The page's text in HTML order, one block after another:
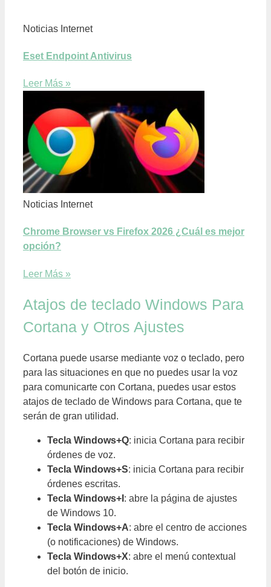
Noticias Internet
Eset Endpoint Antivirus
Leer Más »
Noticias Internet
Chrome Browser vs Firefox 2026 ¿Cuál es mejor
opción?
Leer Más »
Atajos de teclado Windows Para
Cortana y Otros Ajustes
Cortana puede usarse mediante voz o teclado, pero
para las situaciones en que no puedes usar la voz
para comunicarte con Cortana, puedes usar estos
atajos de teclado de Windows para Cortana, que te
serán de gran utilidad.
Tecla Windows+Q: inicia Cortana para recibir
órdenes de voz.
Tecla Windows+S: inicia Cortana para recibir
órdenes escritas.
Tecla Windows+I : abre la página de ajustes
de Windows 10.
Tecla Windows+A: abre el centro de acciones
(o notificaciones) de Windows.
Tecla Windows+X: abre el menú contextual
del botón de inicio.